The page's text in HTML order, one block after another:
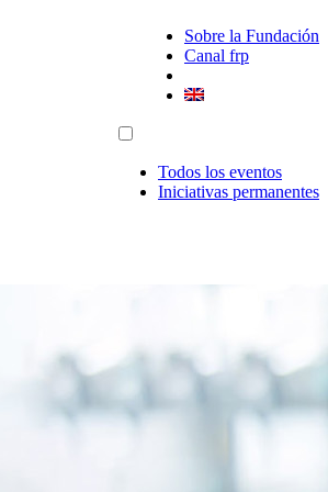
Sobre la Fundación
Canal frp
Todos los eventos
Iniciativas permanentes